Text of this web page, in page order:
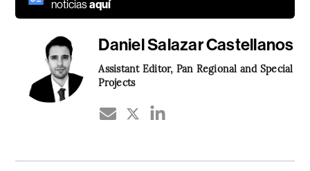
noticiasaquí
Daniel Salazar Castellanos
Assistant Editor, Pan Regional and Special
Projects